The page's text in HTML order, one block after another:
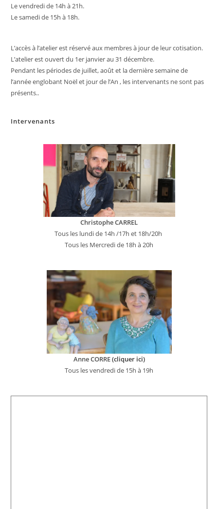
Le vendredi de 14h à 21h.
Le samedi de 15h à 18h.
L’accès à l’atelier est réservé aux membres à jour de leur cotisation.
L’atelier est ouvert du 1er janvier au 31 décembre.
Pendant les périodes de juillet, août et la dernière semaine de
l’année englobant Noël et jour de l’An , les intervenants ne sont pas
présents..
Intervenants
Christophe CARREL
Tous les lundi de 14h /17h et 18h/20h
Tous les Mercredi de 18h à 20h
Anne CORRE(cliquer ici)
Tous les vendredi de 15h à 19h